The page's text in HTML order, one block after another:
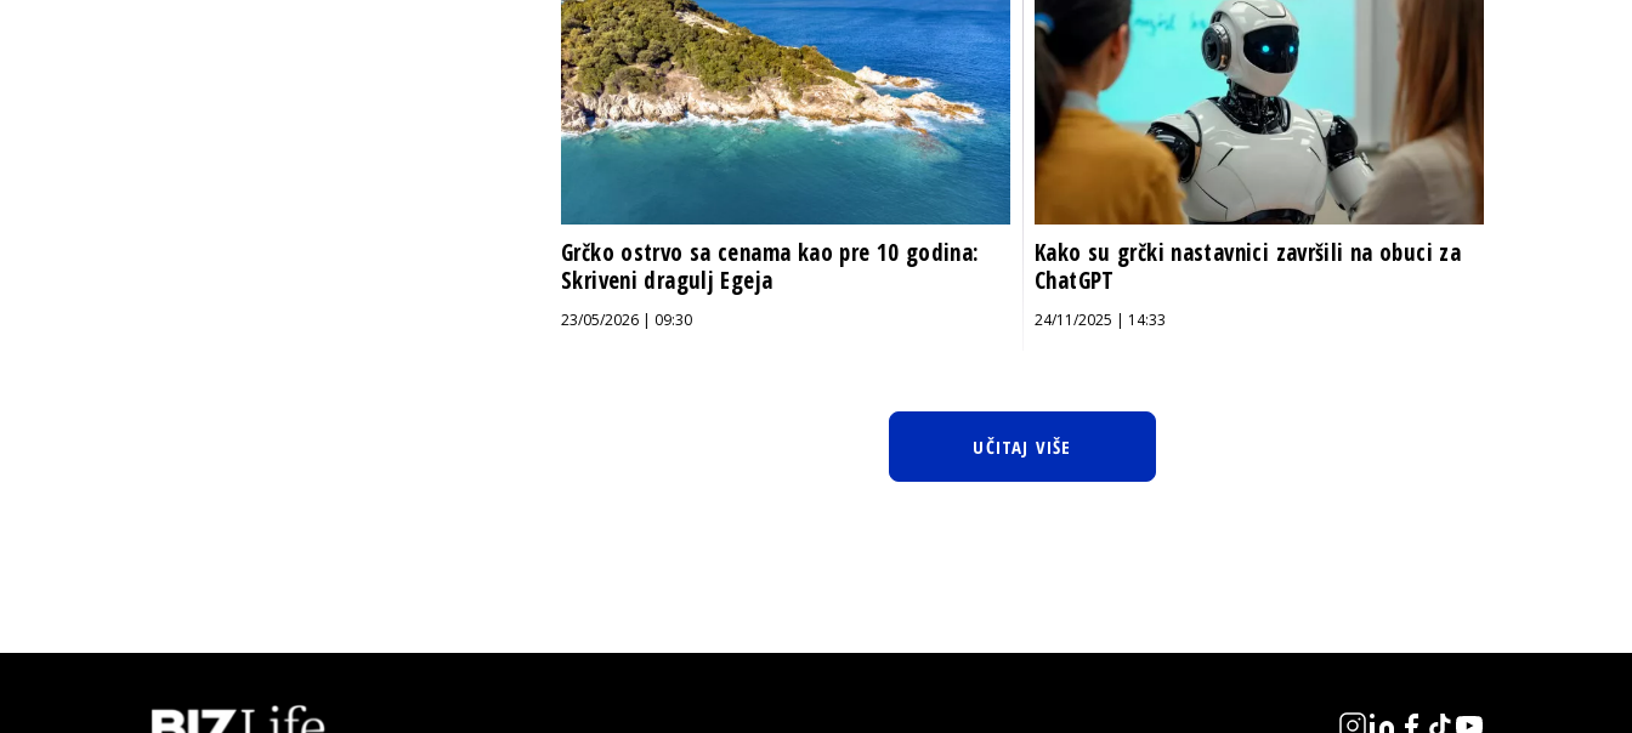
Grčko ostrvo sa cenama kao pre 10 godina:
Skriveni dragulj Egeja
23/05/2026 | 09:30
Kako su grčki nastavnici završili na obuci za
ChatGPT
24/11/2025 | 14:33
UČITAJ VIŠE